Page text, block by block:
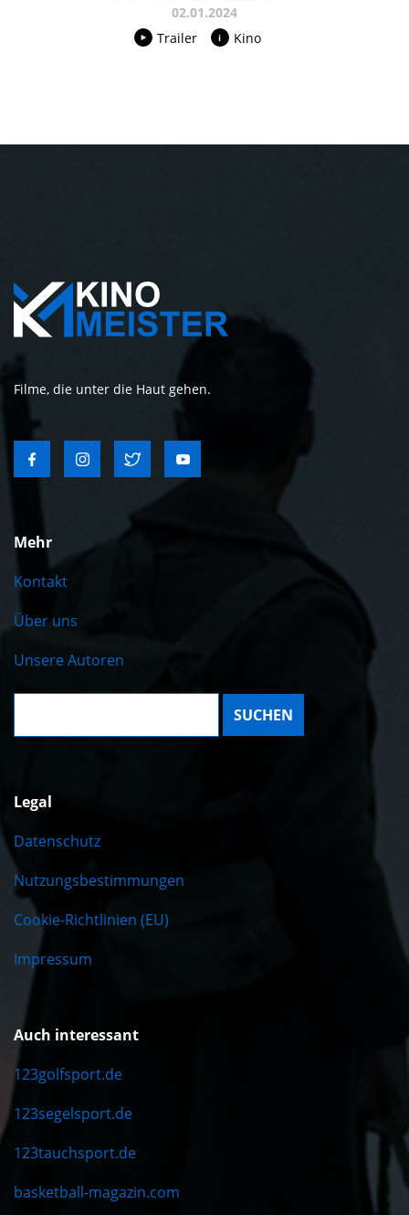
02.01.2024
Trailer
Kino
Filme, die unter die Haut gehen.
Mehr
Kontakt
Über uns
Unsere Autoren
Suche:
Legal
Datenschutz
Nutzungsbestimmungen
Cookie-Richtlinien (EU)
Impressum
Auch interessant
123golfsport.de
123segelsport.de
123tauchsport.de
basketball-magazin.com